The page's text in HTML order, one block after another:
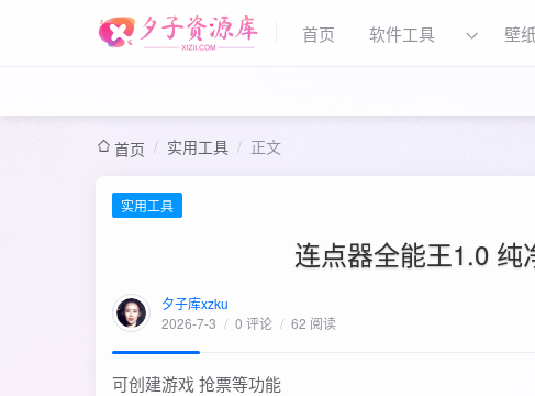
首页 软件工具 壁
首页 / 实用工具 / 正文
实用工具
连点器全能王1.0
夕子库xzku
2026-7-3 / 0 评论 / 62 阅读
可创建游戏 抢票等功能